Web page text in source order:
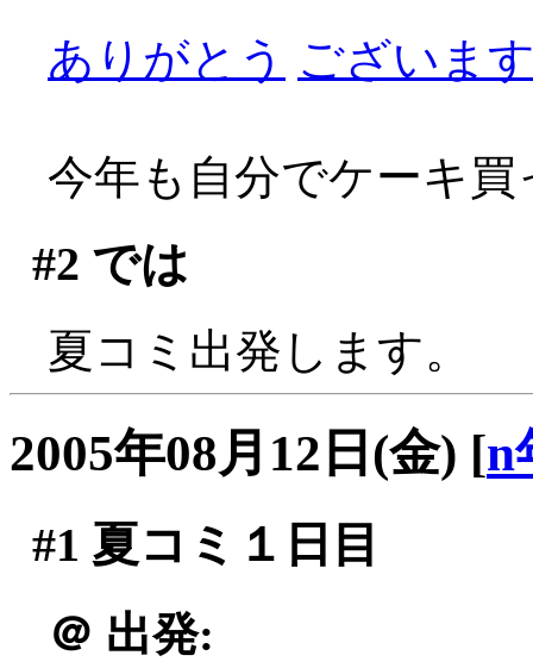
ありがとう ございま
今年も自分でケーキ買
#2 では
夏コミ出発します。
2005年08月12日(金) [n
#1 夏コミ１日目
＠ 出発: